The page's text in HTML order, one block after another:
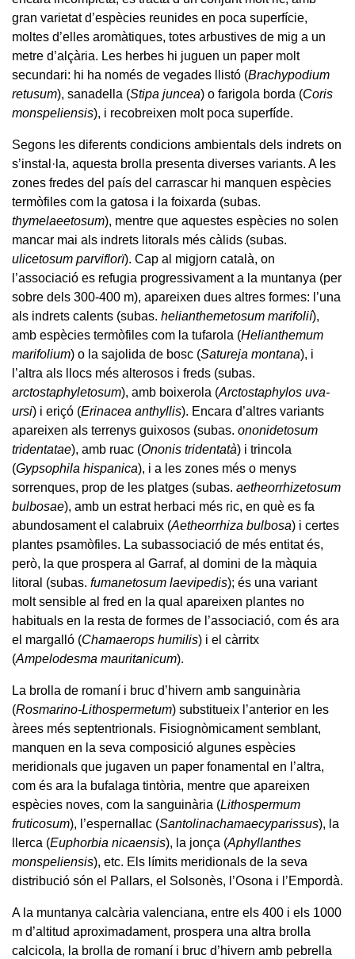
gran varietat d’espècies reunides en poca superfície,
moltes d’elles aromàtiques, totes arbustives de mig a un
metre d’alçària. Les herbes hi juguen un paper molt
secundari: hi ha només de vegades llistó (Brachypodium
retusum), sanadella (Stipa juncea) o farigola borda (Coris
monspeliensis), i recobreixen molt poca superfíde.
Segons les diferents condicions ambientals dels indrets on
s’instal·la, aquesta brolla presenta diverses variants. A les
zones fredes del país del carrascar hi manquen espècies
termòfiles com la gatosa i la foixarda (subas.
thymelaeetosum), mentre que aquestes espècies no solen
mancar mai als indrets litorals més càlids (subas.
ulicetosum parviflorï). Cap al migjorn català, on
l’associació es refugia progressivament a la muntanya (per
sobre dels 300-400 m), apareixen dues altres formes: l’una
als indrets calents (subas. helianthemetosum marifolií),
amb espècies termòfiles com la tufarola (Helianthemum
marifolium) o la sajolida de bosc (Satureja montana), i
l’altra als llocs més alterosos i freds (subas.
arctostaphyletosum), amb boixerola (Arctostaphylos uva-
ursi) i eriçó (Erinacea anthyllis). Encara d’altres variants
apareixen als terrenys guixosos (subas. ononidetosum
tridentatae), amb ruac (Ononis tridentatà) i trincola
(Gypsophila hispanica), i a les zones més o menys
sorrenques, prop de les platges (subas. aetheorrhizetosum
bulbosae), amb un estrat herbaci més ric, en què es fa
abundosament el calabruix (Aetheorrhiza bulbosa) i certes
plantes psamòfiles. La subassociació de més entitat és,
però, la que prospera al Garraf, al domini de la màquia
litoral (subas. fumanetosum laevipedis); és una variant
molt sensible al fred en la qual apareixen plantes no
habituals en la resta de formes de l’associació, com és ara
el margalló (Chamaerops humilis) i el càrritx
(Ampelodesma mauritanicum).
La brolla de romaní i bruc d’hivern amb sanguinària
(Rosmarino-Lithospermetum) substitueix l’anterior en les
àrees més septentrionals. Fisiognòmicament semblant,
manquen en la seva composició algunes espècies
meridionals que jugaven un paper fonamental en l’altra,
com és ara la bufalaga tintòria, mentre que apareixen
espècies noves, com la sanguinària (Lithospermum
fruticosum), l’espernallac (Santolinachamaecyparissus), la
llerca (Euphorbia nicaensis), la jonça (Aphyllanthes
monspeliensis), etc. Els límits meridionals de la seva
distribució són el Pallars, el Solsonès, l’Osona i l’Empordà.
A la muntanya calcària valenciana, entre els 400 i els 1000
m d’altitud aproximadament, prospera una altra brolla
calcicola, la brolla de romaní i bruc d’hivern amb pebrella